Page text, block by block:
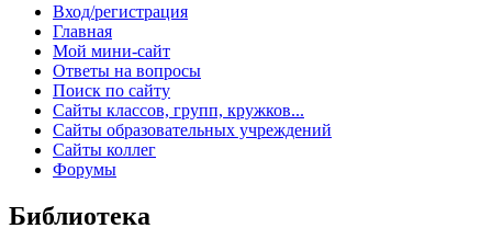
Вход/регистрация
Главная
Мой мини-сайт
Ответы на вопросы
Поиск по сайту
Сайты классов, групп, кружков...
Сайты образовательных учреждений
Сайты коллег
Форумы
Библиотека